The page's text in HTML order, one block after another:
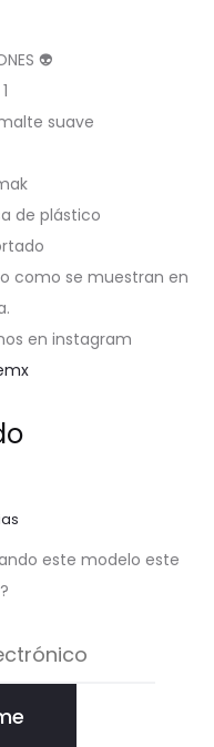
👽
suave
de plástico
como se muestran en
en instagram
este modelo este